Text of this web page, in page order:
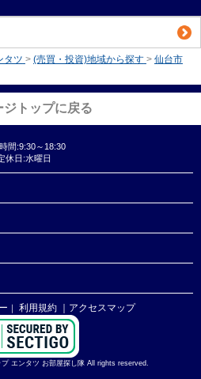
タツ > (売買・投資)地域から探す > 仙台市
ジトップに戻る
間:9:30～18:30
休日:水曜日
利用規約 ｜アクセスマップ
エンタツ お部屋探し隊 All rights reserved.